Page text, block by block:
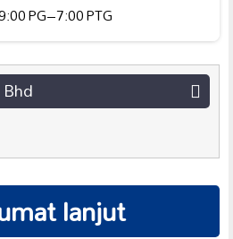
PG–7:00 PTG
lanjut